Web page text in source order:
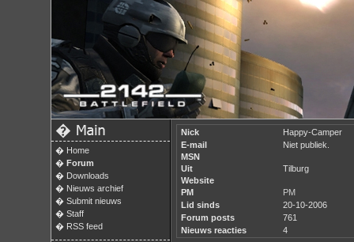
�
� Home
� Forum
� Downloads
� Nieuws archief
� Submit nieuws
� Staff
� RSS feed
Nick
Happy-Camper
E-mail
Niet publiek.
MSN
Uit
Tilburg
Website
PM
PM
Lid sinds
20-10-2006
Forum posts
761
Nieuws reacties
4